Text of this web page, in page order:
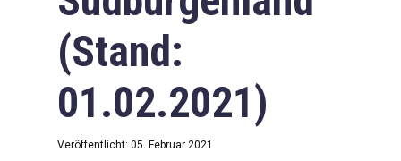
(Stand:
01.02.2021)
Veröffentlicht: 05. Februar 2021